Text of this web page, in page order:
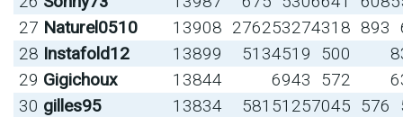
27 Naturel0510 13908 276253274318 893
28 Instafold12 13899 5134519 500
29 Gigichoux 13844 6943 572
30 gilles95 13834 581 51257045 576